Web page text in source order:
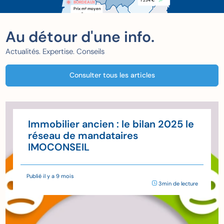
BORDEAUX
BORDEAUX
Prix m2 moyen
xxx €
Au détour d'une info.
Actualités. Expertise. Conseils
Consulter tous les articles
Immobilier ancien : le bilan 2025 le
réseau de mandataires
IMOCONSEIL
Publié il y a 9 mois
3min de lecture